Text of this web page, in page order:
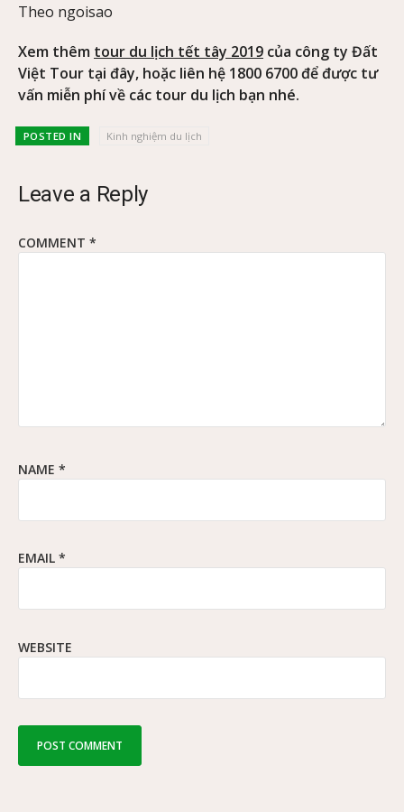
Theo ngoisao
Xem thêm tour du lịch tết tây 2019 của công ty Đất
Việt Tour tại đây, hoặc liên hệ 1800 6700 để được tư
vấn miễn phí về các tour du lịch bạn nhé.
POSTED IN Kinh nghiệm du lịch
Leave a Reply
COMMENT *
NAME *
EMAIL *
WEBSITE